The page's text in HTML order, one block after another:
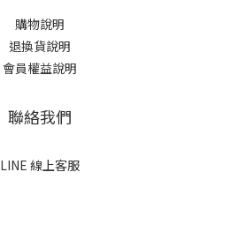
購物說明
退換貨說明
會員權益說明
聯絡我們
LINE 線上客服